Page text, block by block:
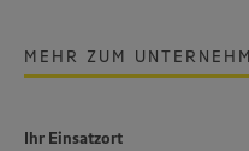
MEHR ZUM
Ihr Einsatzort